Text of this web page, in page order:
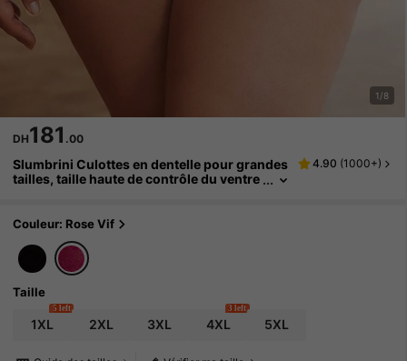
1/8
DH181 .00
Slumbrini Culottes en dentelle pour grandes
tailles, taille haute de contrôle du ventre
4.90 (1000+)
Couleur: Rose Vif
Taille
1XL
5 left
2XL 3XL 4XL
3 left
5XL